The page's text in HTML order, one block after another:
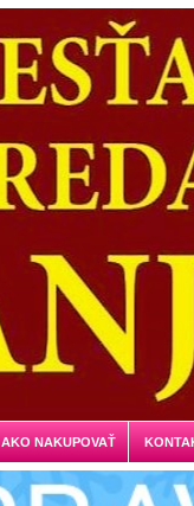
AKO NAKUPOVAŤ